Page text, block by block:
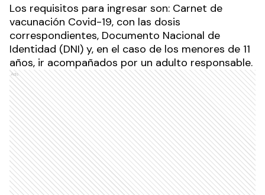
Los requisitos para ingresar son: Carnet de
vacunación Covid-19, con las dosis
correspondientes, Documento Nacional de
Identidad (DNI) y, en el caso de los menores de 11
años, ir acompañados por un adulto responsable.
Ads